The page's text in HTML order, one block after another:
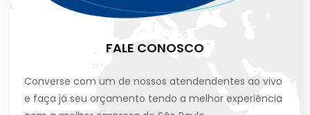
FALE CONOSCO
Converse com um de nossos atendendentes ao vivo
e faça já seu orçamento tendo a melhor experiência